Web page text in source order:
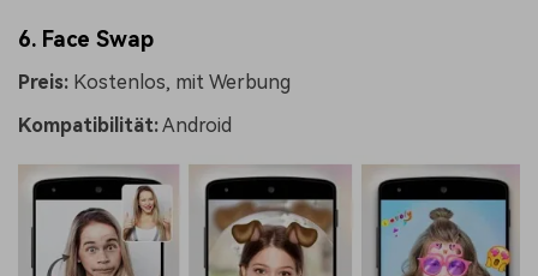
6. Face Swap
Preis: Kostenlos, mit Werbung
Kompatibilität:Android